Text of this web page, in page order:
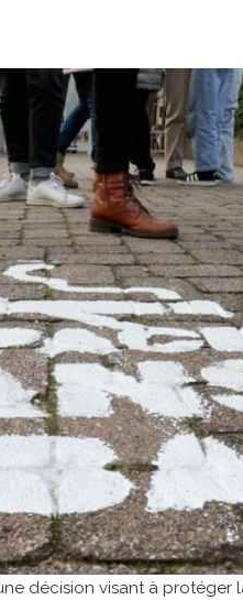
décision visant à protéger